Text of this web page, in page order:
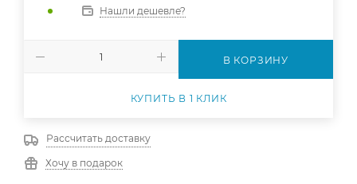
Нашли дешевле?
В КОРЗИНУ
КУПИТЬ В 1 КЛИК
Рассчитать доставку
Хочу в подарок